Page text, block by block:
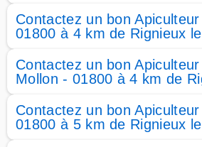
Contactez un bon
01800 à 4 km de Rignieux
Contactez un bon
Mollon - 01800 à 4 km de
Contactez un bon
01800 à 5 km de Rignieux